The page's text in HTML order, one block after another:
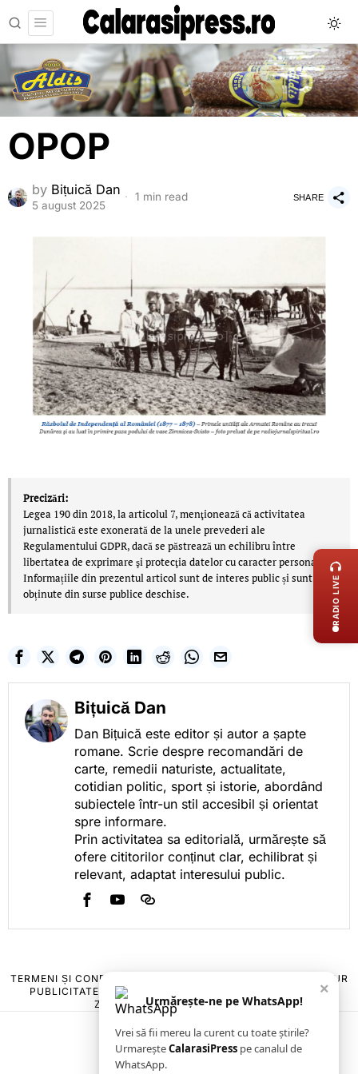
OPOP
by Bițuică Dan
5 august 2025
1 min read SHARE
Precizări:
Legea 190 din 2018, la articolul 7, menţionează că activitatea
jurnalistică este exonerată de la unele prevederi ale
Regulamentului GDPR, dacă se păstrează un echilibru între
libertatea de exprimare şi protecţia datelor cu caracter personal.
Informațiile din prezentul articol sunt de interes public și sunt
obținute din surse publice deschise.
Bițuică Dan
Dan Bițuică este editor și autor a șapte
romane. Scrie despre recomandări de
carte, remedii naturiste, actualitate,
cotidian politic, sport și istorie, abordând
subiectele într-un stil accesibil și orientat
spre informare.
Prin activitatea sa editorială, urmărește să
ofere cititorilor conținut clar, echilibrat și
relevant, adaptat interesului public.
TERMENI ȘI CONDIȚII
POLITICA DE ANULARE & RETUR
PUBLICITATE ONLINE & TIPĂRITĂ
CONTACT
ZIARUL ANUNȚUL CĂLĂRĂȘEAN
×
Urmărește-ne pe WhatsApp!
Vrei să fii mereu la curent cu toate știrile?
UrmareșteCalarasiPress pe canalul de
WhatsApp.
RADIO LIVE